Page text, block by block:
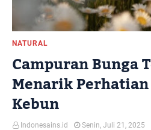
NATURAL
Campuran Bunga
Menarik
Kebun
Indonesains.id Senin, Juli 21, 2025